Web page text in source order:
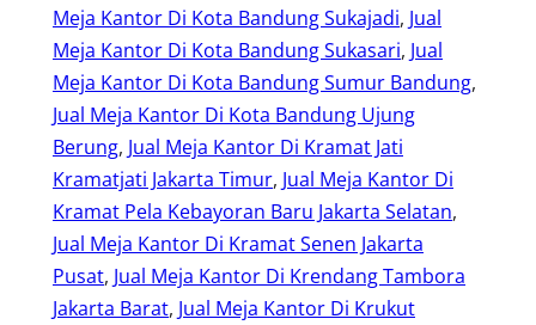
Meja Kantor Di Kota Bandung Sukajadi, Jual
Meja Kantor Di Kota Bandung Sukasari, Jual
Meja Kantor Di Kota Bandung Sumur Bandung
Jual Meja Kantor Di Kota Bandung Ujung
Berung, Jual Meja Kantor Di Kramat Jati
Kramatjati Jakarta Timur, Jual Meja Kantor Di
Kramat Pela Kebayoran Baru Jakarta Selatan
Jual Meja Kantor Di Kramat Senen Jakarta
Pusat, Jual Meja Kantor Di Krendang Tambora
Jakarta Barat, Jual Meja Kantor Di Krukut